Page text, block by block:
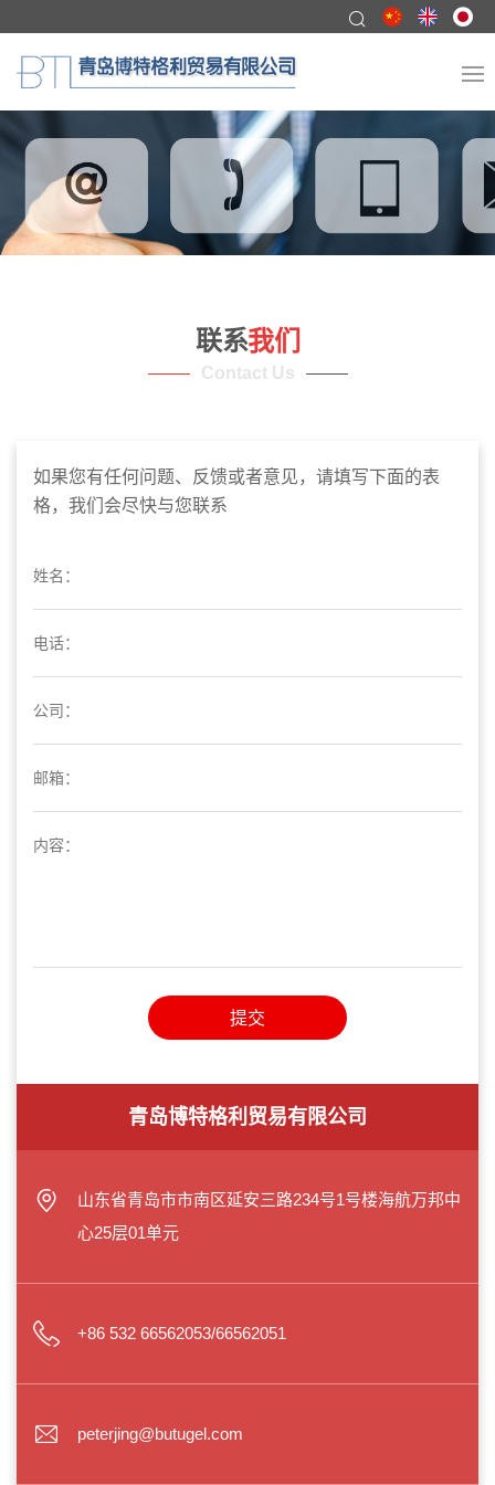
联系我们
Contact Us
如果您有任何问题、反馈或者意见，请填写下面的表
格，我们会尽快与您联系
提交
青岛博特格利贸易有限公司
山东省青岛市市南区延安三路234号1号楼海航万邦中
心25层01单元
+86 532 66562053/66562051
peterjing@butugel.com